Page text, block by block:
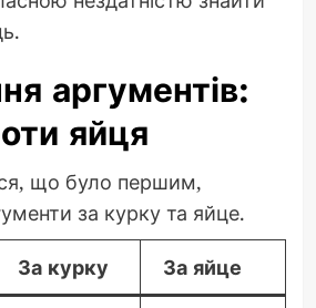
аргументів:
яйця
що було першим,
за курку та яйце.
За курку За яйце